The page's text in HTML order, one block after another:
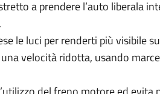
a prendere l’auto liberala
le luci per renderti più visibile
velocità ridotta, usando